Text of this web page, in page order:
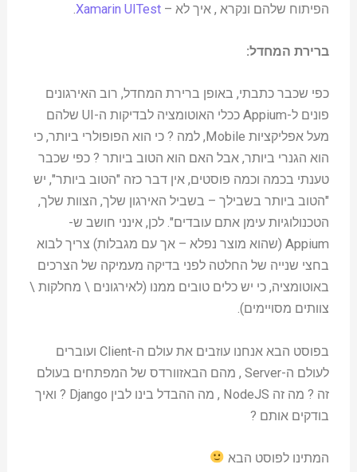
הפיתוח שלהם ונקרא , איך לא –Xamarin UITest
ברירת המחדל:
כפי שכבר כתבתי, באופן ברירת המחדל, רוב האירגונים
פונים ל-Appium ככלי האוטומציה לבדיקות ה-UI שלהם
מעל אפליקציות Mobile, למה ? כי הוא הפופולרי ביותר, כי
הוא הגנרי ביותר, אבל האם הוא הטוב ביותר ? כפי שכבר
טענתי בכמה וכמה פוסטים, אין דבר כזה "הטוב ביותר", יש
"הטוב ביותר בשבילך – בשביל האירגון שלך, הצוות שלך,
הטכנולוגיות עימן אתם עובדים". לכן, אינני חושב ש-
Appium (שהוא מוצר נפלא – אך עם מגבלות) צריך לבוא
בחצי שנייה של החלטה לפני בדיקה מעמיקה של הצרכים
באוטומציה, כי יש כלים טובים ממנו (לאירגונים \ מחלקות \
צוותים מסויימים).
בפוסט הבא אנחנו עוזבים את עולם ה-Client ועוברים
לעולם ה-Server , מהם הבאזוורדס של המפתחים בעולם
זה ? מה זה NodeJS , מה ההבדל בינו לבין Django ? ואיך
בודקים אותם ?
המתינו לפוסט הבא